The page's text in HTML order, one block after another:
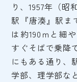
り、1957年（
駅『唐湊』駅ま
は約190ｍと細
すぐそばで乗降
にもある通り、
学部、理学部な